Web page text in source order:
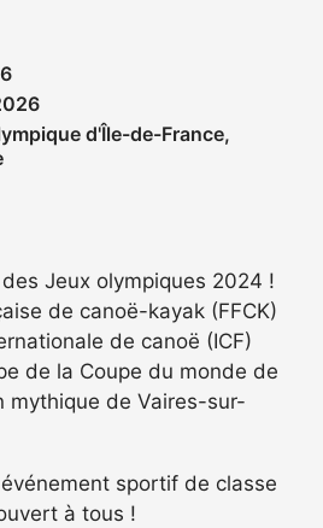
d'Île-de-France,
des Jeux olympiques 2024 !
de canoë-kayak (FFCK)
de canoë (ICF)
de la Coupe du monde de
mythique de Vaires-sur-
sportif de classe
à tous !